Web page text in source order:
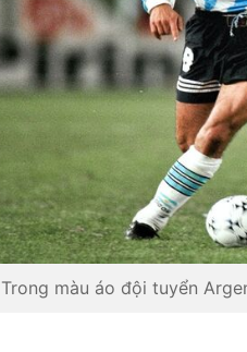
Trong màu áo đội tuyển